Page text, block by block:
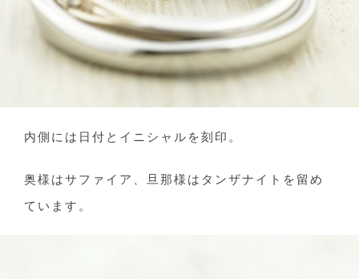
内側には日付とイニシャルを刻印。
奥様はサファイア、旦那様はタンザナイトを留め
ています。